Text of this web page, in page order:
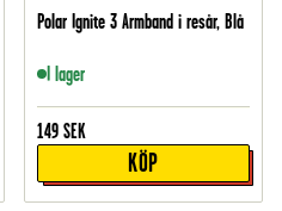
Polar Ignite 3 Armband i resår, Blå
I lager
149 SEK
KÖP